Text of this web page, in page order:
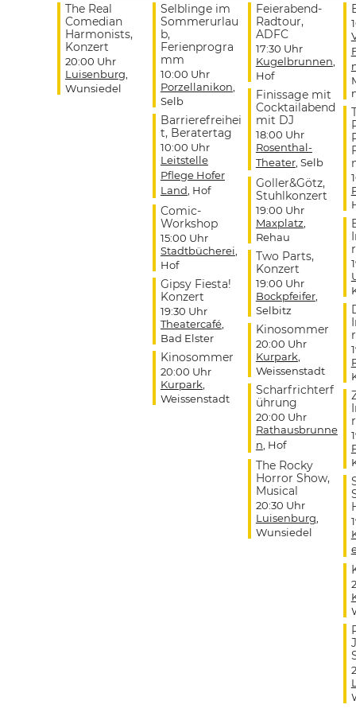
The Real
Comedian
Harmonists,
Konzert
20:00 Uhr
Luisenburg
Wunsiedel
Selblinge im
Sommerurlau
b,
Ferienprogra
mm
10:00 Uhr
Porzellanikon
Selb
Barrierefreihei
t, Beratertag
10:00 Uhr
Leitstelle
Pflege Hofer
Land , Hof
Comic-
Workshop
15:00 Uhr
Stadtbücherei
Hof
Gipsy Fiesta!
Konzert
19:30 Uhr
Theatercafé,
Bad Elster
Kinosommer
20:00 Uhr
Kurpark
Weissenstadt
Feierabend-
Radtour,
ADFC
17:30 Uhr
Kugelbrunnen
Hof
Finissage mit
Cocktailabend
mit DJ
18:00 Uhr
Rosenthal-
Theater, Selb
Goller&Götz,
Stuhlkonzert
19:00 Uhr
Maxplatz
Rehau
Two Parts,
Konzert
19:00 Uhr
Bockpfeifer,
Selbitz
Kinosommer
20:00 Uhr
Kurpark
Weissenstadt
Scharfrichterf
ührung
20:00 Uhr
Rathausbrunne
n , Hof
The Rocky
Horror Show,
Musical
20:30 Uhr
Luisenburg
Wunsiedel